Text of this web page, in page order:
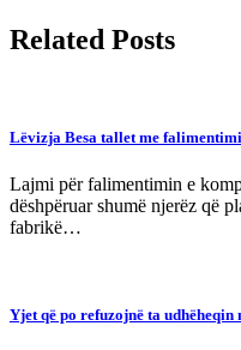
Related Posts
Lëvizja Besa tallet me
Lajmi për falimentimin e
dëshpëruar shumë njerëz që
fabrikë…
Yjet që po refuzojnë ta